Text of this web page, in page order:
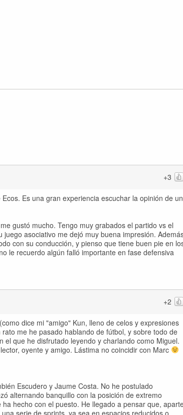
+3
Es una gran experiencia escuchar la opinión de un
gustó mucho. Tengo muy grabados el partido vs el
asociativo me dejó muy buena impresión.
con su conducción, y pienso que tiene buen pie en
le recuerdo algún falló importante en fase defensiva
+2
dice mi "amigo" Kun, lleno de celos y expresiones
me he pasado hablando de fútbol, y sobre todo de
el que he disfrutado leyendo y charlando como Miguel.
oyente y amigo. Lástima no coincidir con Marc
Escudero y Jaume Costa. No he postulado
alternando banquillo con la posición de extremo
hecho con el puesto. He llegado a pensar que,
serie de sprints, ya sea en espacios reducidos o